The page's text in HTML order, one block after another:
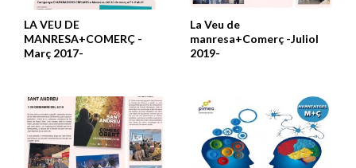
LA VEU DE
MANRESA+COMERÇ -
Març 2017-
La Veu de
manresa+Comerç -Juliol
2019-